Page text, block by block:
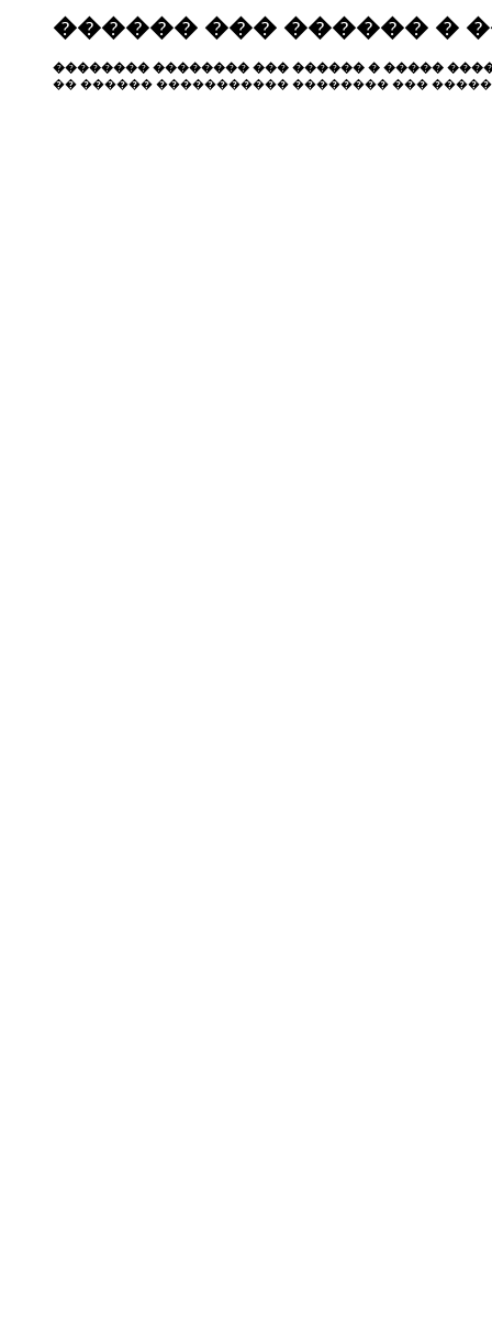
������ ��� ������ �
�������� �������� ��� ������ � �����
�� ������ ����������� �������� ���